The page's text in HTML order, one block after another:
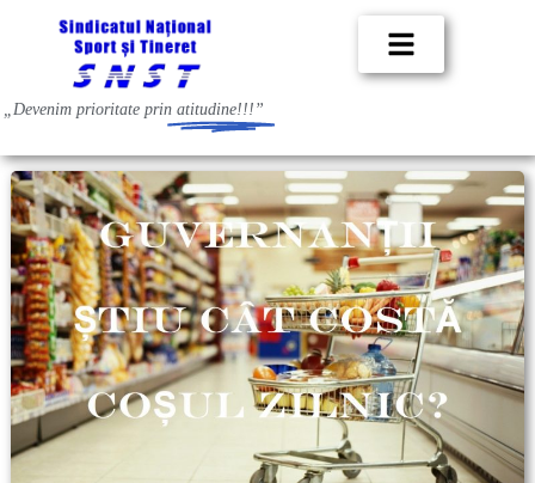
„Devenim prioritate prin atitudine!!!”